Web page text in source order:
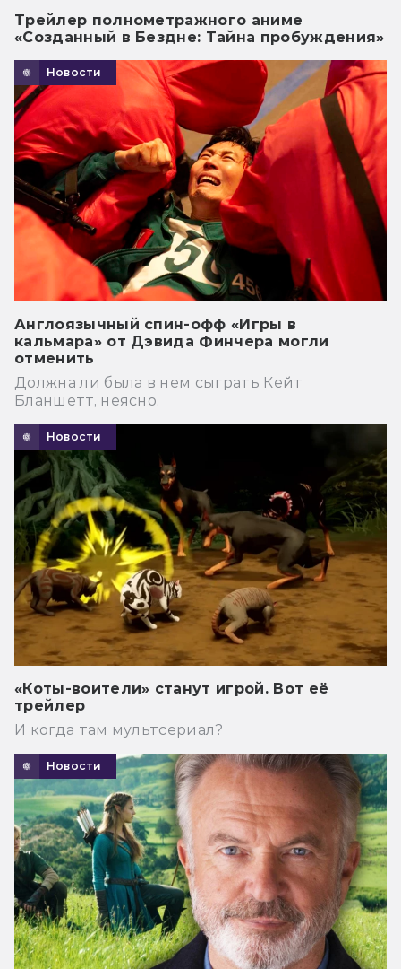
Трейлер полнометражного аниме
«Созданный в Бездне: Тайна пробуждения»
Новости
Англоязычный спин-офф «Игры в
кальмара» от Дэвида Финчера могли
отменить
Должна ли была в нем сыграть Кейт
Бланшетт, неясно.
Новости
«Коты-воители» станут игрой. Вот её
трейлер
И когда там мультсериал?
Новости